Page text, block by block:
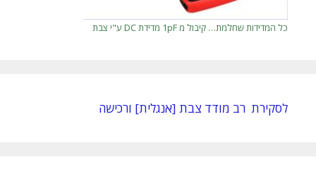
כל המדידות שחלמת… קיבול מ 1pF מדידת DC ע"י צבת
לסקירת רב מודד צבת [אנגלית] ורכישה